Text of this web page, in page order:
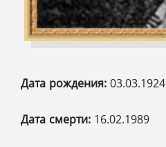
Дата рождения: 03.03.1924
Дата смерти: 16.02.1989